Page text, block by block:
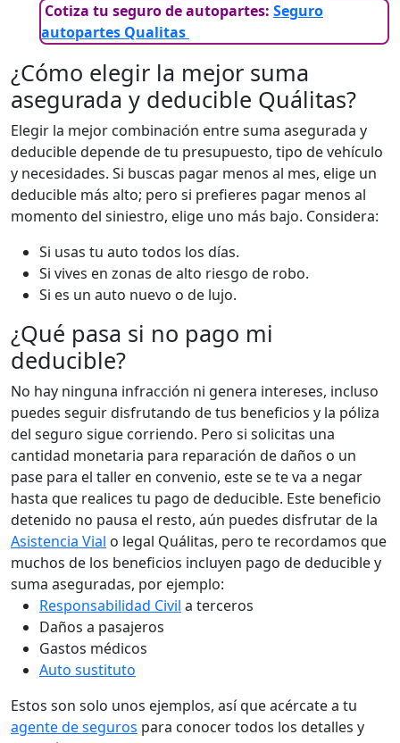
Cotiza tu seguro de autopartes: Seguro
autopartes Qualitas
¿Cómo elegir la mejor suma
asegurada y deducible Quálitas?
Elegir la mejor combinación entre suma asegurada y
deducible depende de tu presupuesto, tipo de vehículo
y necesidades. Si buscas pagar menos al mes, elige un
deducible más alto; pero si prefieres pagar menos al
momento del siniestro, elige uno más bajo. Considera:
Si usas tu auto todos los días.
Si vives en zonas de alto riesgo de robo.
Si es un auto nuevo o de lujo.
¿Qué pasa si no pago mi
deducible?
No hay ninguna infracción ni genera intereses, incluso
puedes seguir disfrutando de tus beneficios y la póliza
del seguro sigue corriendo. Pero si solicitas una
cantidad monetaria para reparación de daños o un
pase para el taller en convenio, este se te va a negar
hasta que realices tu pago de deducible. Este beneficio
detenido no pausa el resto, aún puedes disfrutar de la
Asistencia Vial o legal Quálitas, pero te recordamos que
muchos de los beneficios incluyen pago de deducible y
suma aseguradas, por ejemplo:
Responsabilidad Civil a terceros
Daños a pasajeros
Gastos médicos
Auto sustituto
Estos son solo unos ejemplos, así que acércate a tu
agente de seguros para conocer todos los detalles y